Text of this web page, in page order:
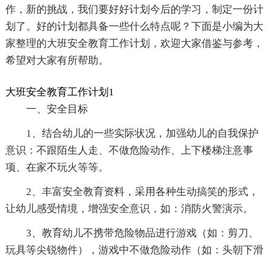
作，新的挑战，我们要好好计划今后的学习，制定一份计
划了。好的计划都具备一些什么特点呢？下面是小编为大
家整理的大班安全教育工作计划，欢迎大家借鉴与参考，
希望对大家有所帮助。
大班安全教育工作计划1
一、安全目标
1、结合幼儿的一些实际状况，加强幼儿的自我保护
意识：不跟陌生人走、不做危险动作、上下楼梯注意事
项、在家不玩火等等。
2、丰富安全教育资料，采用各种生动搞笑的形式，
让幼儿感受情境，增强安全意识，如：消防火警演示。
3、教育幼儿不携带危险物品进行游戏（如：剪刀、
玩具等尖锐物件），游戏中不做危险动作（如：头朝下滑